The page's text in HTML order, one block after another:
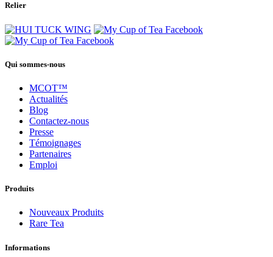
Relier
Qui sommes-nous
MCOT™
Actualités
Blog
Contactez-nous
Presse
Témoignages
Partenaires
Emploi
Produits
Nouveaux Produits
Rare Tea
Informations